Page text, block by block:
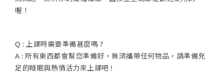
喔！
Q : 上課時需要準備甚麼嗎 ?
A : 所有東西都會幫您準備好，無須攜帶任何物品，請準備充
足的睡眠與熱情活力來上課吧 !